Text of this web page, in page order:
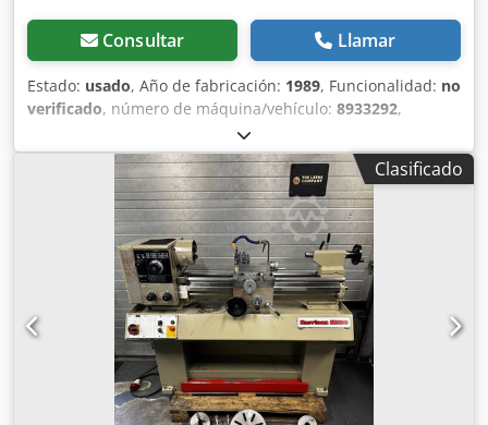
Consultar Llamar
Estado: usado, Año de fabricación: 1989, Funcionalidad: no
verificado, número de máquina/vehículo: 8933292,
Máquina usada que incluye numerosos accesorios y piezas
de repuesto. No se puede probar. Dwedpfx Apszqu Afe
Eea Solo recogida en el lugar.
Clasificado